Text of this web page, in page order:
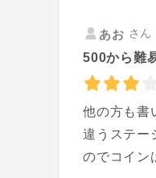
あお さ
500から難
他の方も書
違うステー
のでコイン